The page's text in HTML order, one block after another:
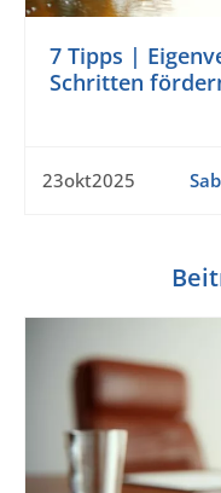
7 Tipps |
Schritten
23okt2025